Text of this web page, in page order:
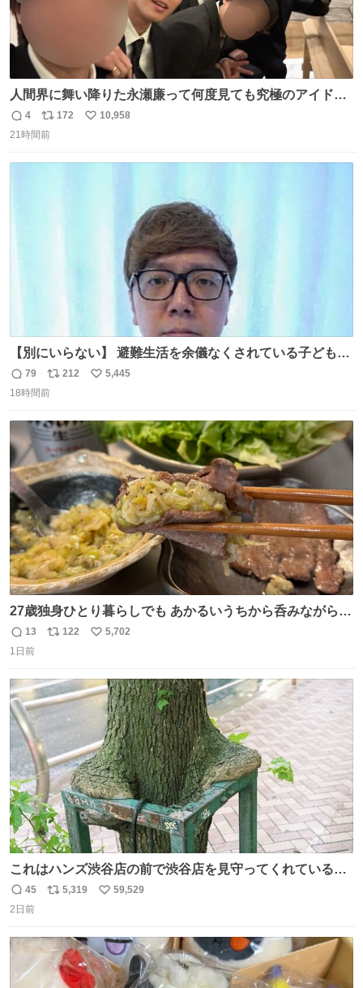
人間界に舞い降りた永瀬廉って何度見ても究極のアイドル
過ぎてずっと味する。美味い。
返
信
4
リ
ポ
172
い
10,958
21時間前
【別にいらない】 避難生活を余儀なくされている子どもた
ちのためにヒカキンボックス1000個を寄付させていただき
ました
返
信
79
リ
ポ
ト
数
212
い
数
5,445
18時間前
27歳独身ひとり暮らしでも あかるいうちから呑みながらキ
返
信
13
リ
ト
数
122
い
数
5,702
1日前
これはハンズ渋谷店の前で渋谷店を見守ってくれている
「くつろ木」。
返
信
45
リ
ト
数
5,319
い
数
59,529
2日前